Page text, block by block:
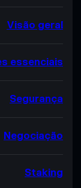
Visão geral
essenciais
Segurança
Negociação
Staking